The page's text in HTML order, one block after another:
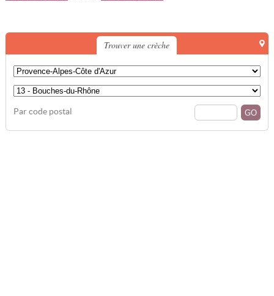
Trouver une crèche
Par code postal